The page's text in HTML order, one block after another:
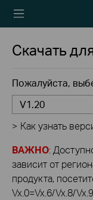
Скачать
Пожалуйста,
V1.20
> Как узнать
ВАЖНО:
зависит от
продукта,
Vx.0=Vx.6/Vx.8/